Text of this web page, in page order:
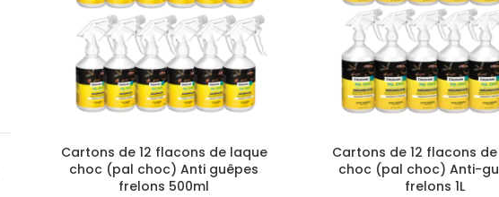
Cartons de 12 flacons de laque
choc (pal choc) Anti guêpes
frelons 500ml
Cartons de 12 flacons
choc (pal choc) Anti-
frelons 1L